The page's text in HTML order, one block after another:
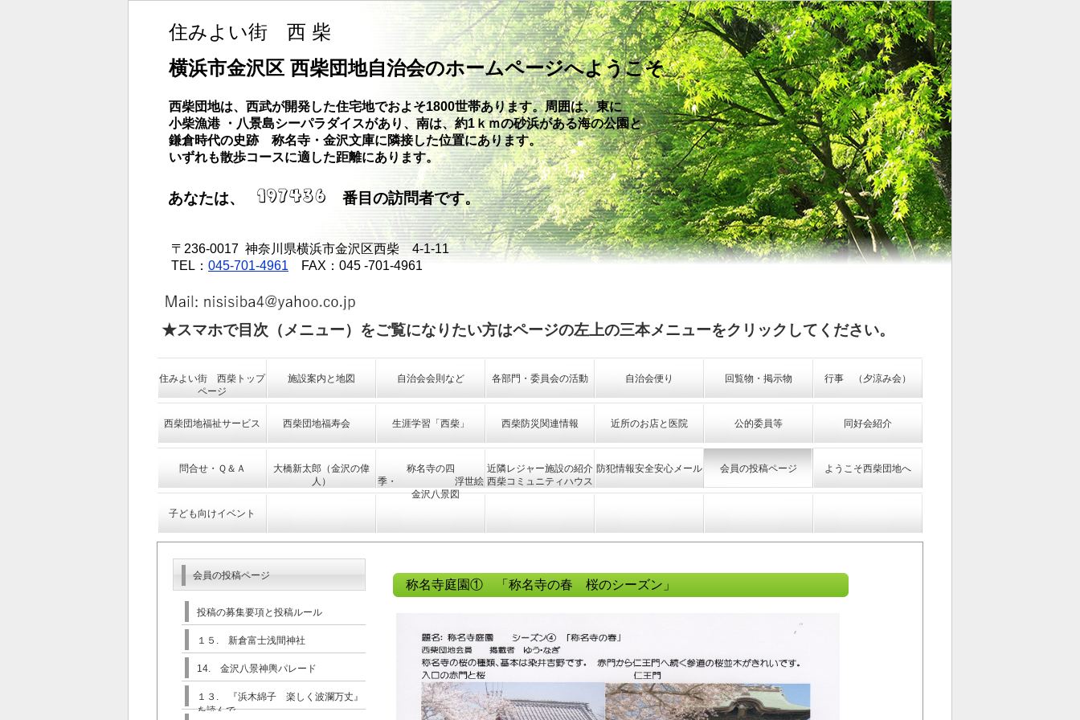
住みよい街 西 柴
横浜市金沢区 西柴団地自治会のホームページへようこそ
西柴団地は、西武が開発した住宅地でおよそ1800世帯あります。周囲は、東に
小柴漁港 ・八景島シーパラダイスがあり、南は、約1ｋｍの砂浜がある海の公園と
鎌倉時代の史跡 称名寺・金沢文庫に隣接した位置にあります。
いずれも散歩コースに適した距離にあります。
あなたは、 番目の訪問者です。
〒236-0017 神奈川県横浜市金沢区西柴 4-1-11
TEL： 045-701-4961 FAX：045 -701-4961
★スマホで目次（メニュー）をご覧になりたい方はページの左上の三本メニューをクリックしてください。
住みよい街 西柴トップ
ページ
施設案内と地図 自治会会則など 各部門・委員会の活動 自治会便り 回覧物・掲示物 行事 （夕涼み会）
西柴団地福祉サービス 西柴団地福寿会 生涯学習「西柴」 西柴防災関連情報 近所のお店と医院 公的委員等 同好会紹介
問合せ・Ｑ＆Ａ
大橋新太郎（金沢の偉
人）
称名寺の四
季・ 浮世絵
金沢八景図
近隣レジャー施設の紹介
西柴コミュニティハウス
防犯情報安全安心メール 会員の投稿ページ ようこそ西柴団地へ
子ども向けイベント
称名寺庭園① 「称名寺の春 桜のシーズン」
会員の投稿ページ
投稿の募集要項と投稿ルール
１５. 新倉富士浅間神社
14. 金沢八景神輿パレード
１３. 『浜木綿子 楽しく波瀾万丈』
を読んで